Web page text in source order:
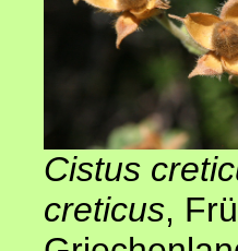
Cistus
creticus,